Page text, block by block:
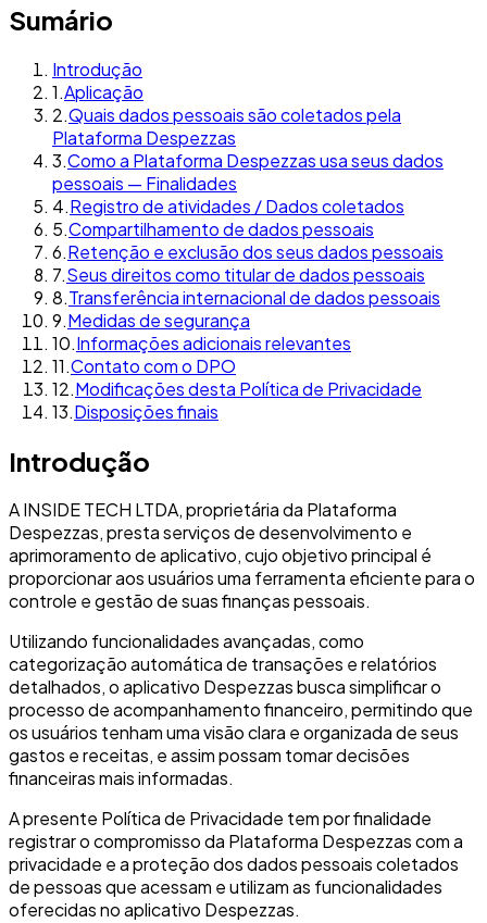
Sumário
Introdução
1.Aplicação
2.Quais dados pessoais são coletados pela
Plataforma Despezzas
3.Como a Plataforma Despezzas usa seus dados
pessoais — Finalidades
4.Registro de atividades / Dados coletados
5.Compartilhamento de dados pessoais
6.Retenção e exclusão dos seus dados pessoais
7.Seus direitos como titular de dados pessoais
8.Transferência internacional de dados pessoais
9.Medidas de segurança
10.Informações adicionais relevantes
11.Contato com o DPO
12.Modificações desta Política de Privacidade
13.Disposições finais
Introdução
A INSIDE TECH LTDA, proprietária da Plataforma
Despezzas, presta serviços de desenvolvimento e
aprimoramento de aplicativo, cujo objetivo principal é
proporcionar aos usuários uma ferramenta eficiente para o
controle e gestão de suas finanças pessoais.
Utilizando funcionalidades avançadas, como
categorização automática de transações e relatórios
detalhados, o aplicativo Despezzas busca simplificar o
processo de acompanhamento financeiro, permitindo que
os usuários tenham uma visão clara e organizada de seus
gastos e receitas, e assim possam tomar decisões
financeiras mais informadas.
A presente Política de Privacidade tem por finalidade
registrar o compromisso da Plataforma Despezzas com a
privacidade e a proteção dos dados pessoais coletados
de pessoas que acessam e utilizam as funcionalidades
oferecidas no aplicativo Despezzas.